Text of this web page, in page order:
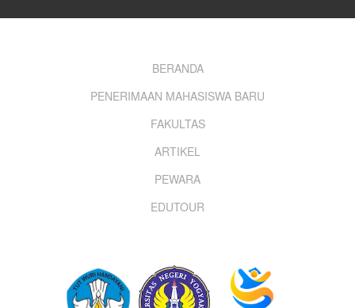
BERANDA
PENERIMAAN MAHASISWA BARU
FAKULTAS
ARTIKEL
PEWARA
EDUTOUR